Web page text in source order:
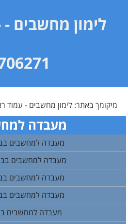
לימון מחשבים
מיקומך באתר: לימון מחשבים - עמוד
מעבדה
מעבדה למחשבים
מעבדה למחשבים
מעבדה למחשבים
מעבדה למחשבים
מעבדה למחשבים